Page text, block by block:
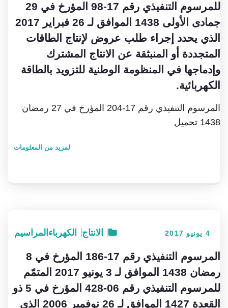
للمرسوم التنفيذي رقم 17-98 المؤرخ في 29
جمادى الأولى 1438 الموافق لـ 26 فبراير 2017
الذي يحدد إجراء طلب عروض لإنتاج الطاقات
المتجددة أو المنبثقة عن الانتاج المشترك
وإدماجها في المنظومة الوطنية للتزويد بالطاقة
الكهربائية.
المرسوم التنفيذي رقم 17-204 المؤرخ في 27 رمضان
1438 تحميل
لمزيد من المعلومات
4 يونيو 2017 الانتاج الكهرباء المراسيم
المرسوم التنفيذي رقم 17-186 المؤرخ في 8
رمضان 1438 الموافق لـ 3 يونيو 2017 المتمّم
للمرسوم التنفيذي رقم 06-428 المؤرخ في 5 ذو
القعدة 1427 الموافق لـ 26 نوفمبر 2006 الذي